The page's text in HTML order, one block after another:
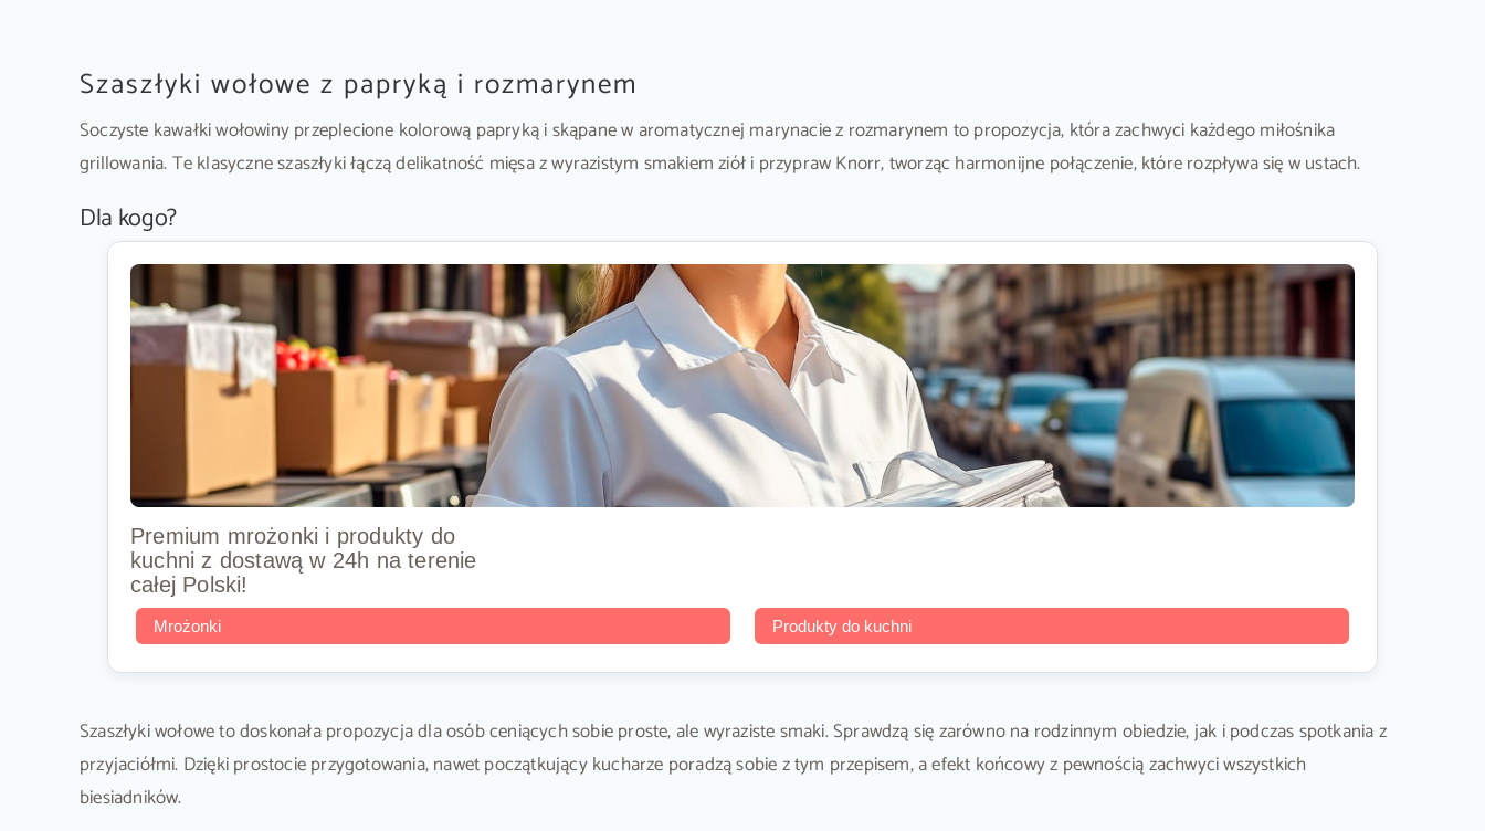
Szaszłyki wołowe z papryką i rozmarynem
Soczyste kawałki wołowiny przeplecione kolorową papryką i skąpane w aromatycznej marynacie z rozmarynem to propozycja, która zachwyci każdego miłośnika
grillowania. Te klasyczne szaszłyki łączą delikatność mięsa z wyrazistym smakiem ziół i przypraw Knorr, tworząc harmonijne połączenie, które rozpływa się w ustach.
Dla kogo?
Premium mrożonki i produkty do
kuchni z dostawą w 24h na terenie
całej Polski!
Mrożonki Produkty do kuchni
Szaszłyki wołowe to doskonała propozycja dla osób ceniących sobie proste, ale wyraziste smaki. Sprawdzą się zarówno na rodzinnym obiedzie, jak i podczas spotkania z
przyjaciółmi. Dzięki prostocie przygotowania, nawet początkujący kucharze poradzą sobie z tym przepisem, a efekt końcowy z pewnością zachwyci wszystkich
biesiadników.